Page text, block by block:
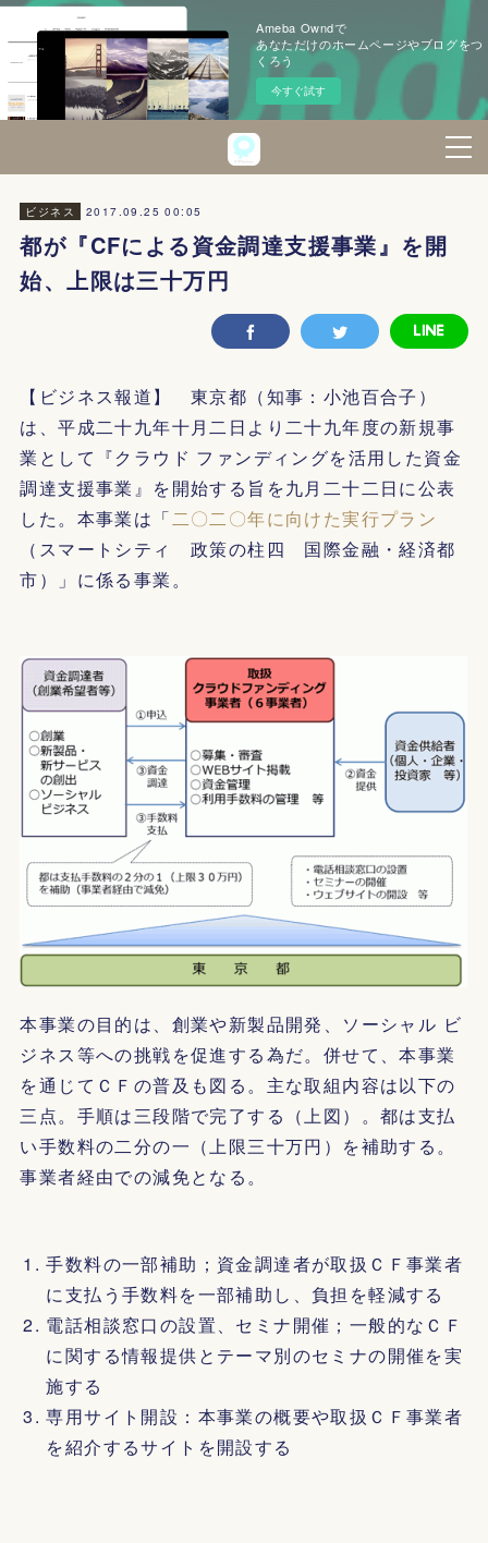
Ameba Owndで
あなただけのホームページやブログをつ
くろう
今すぐ試す
ビジネス 2017.09.25 00:05
都が『CFによる資金調達支援事業』を開
始、上限は三十万円
【ビジネス報道】 東京都（知事：小池百合子）
は、平成二十九年十月二日より二十九年度の新規事
業として『クラウド ファンディングを活用した資金
調達支援事業』を開始する旨を九月二十二日に公表
した。本事業は「二〇二〇年に向けた実行プラン
（スマートシティ 政策の柱四 国際金融・経済都
市）」に係る事業。
本事業の目的は、創業や新製品開発、ソーシャル ビ
ジネス等への挑戦を促進する為だ。併せて、本事業
を通じてＣＦの普及も図る。主な取組内容は以下の
三点。手順は三段階で完了する（上図）。都は支払
い手数料の二分の一（上限三十万円）を補助する。
事業者経由での減免となる。
手数料の一部補助；資金調達者が取扱ＣＦ事業者
に支払う手数料を一部補助し、負担を軽減する
電話相談窓口の設置、セミナ開催；一般的なＣＦ
に関する情報提供とテーマ別のセミナの開催を実
施する
専用サイト開設：本事業の概要や取扱ＣＦ事業者
を紹介するサイトを開設する